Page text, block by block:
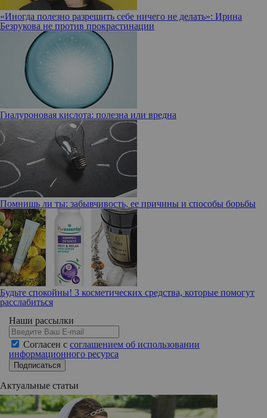
«Иногда полезно разрешить себе ничего не делать»: Ирина
Безрукова не против прокрастинации
Гиалуроновая кислота: полезна или вредна
Помнишь ли ты: забывчивость, ее причины и способы борьбы
Будьте спокойны! 3 косметических средства, которые помогут
расслабиться
Наши рассылки
Согласен с соглашением об использовании
информационного ресурса
Подписаться
Актуальные статьи